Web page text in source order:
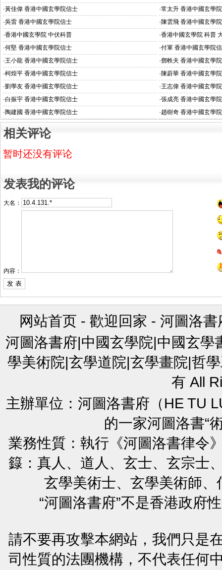
·黃佳偉 香港中國玄學院信士 ·常太升 香港中國玄學
·吳雷 香港中國玄學院信士 ·陳雲飛 香港中國玄學
·香港中國玄學院 中伏科普 ·香港中國玄學院 科普
·何堅 香港中國玄學院信士 ·付軍 香港中國玄學院
·王小龍 香港中國玄學院信士 ·鄧軼夫 香港中國玄學
·柯煌平 香港中國玄學院信士 ·陳蔚華 香港中國玄學
·劉學友 香港中國玄學院信士 ·王志偉 香港中國玄學
·白振宇 香港中國玄學院信士 ·張成亮 香港中國玄學
·陶建國 香港中國玄學院信士 ·趙樹奇 香港中國玄學
相关评论
暂时还没有评论
发表我的评论
大名：
内容：
网站首页 - 歡迎回家 - 河圖洛書
河圖洛書府|中國玄學院|中國玄
學美術院|玄學道院|玄學畫院|哲
有 All
主辦單位：河圖洛書府（HE TU
的一家河圖洛書“
業務性質：執行《河圖洛書律令
籙：真人、道人、玄士、玄宗士
玄學美術士、玄學美術師
“河圖洛書府”不是香港政府
請不要再攻擊本網站，我們只是
司性質的法團機構，不代表任何